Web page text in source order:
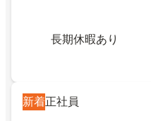
長期休暇あり
新着正社員